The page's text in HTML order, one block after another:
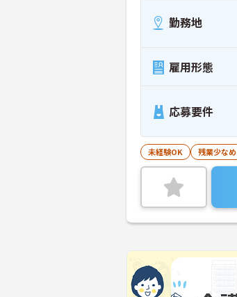
勤務地
雇用形態
応募要件
未経験OK 残業少なめ